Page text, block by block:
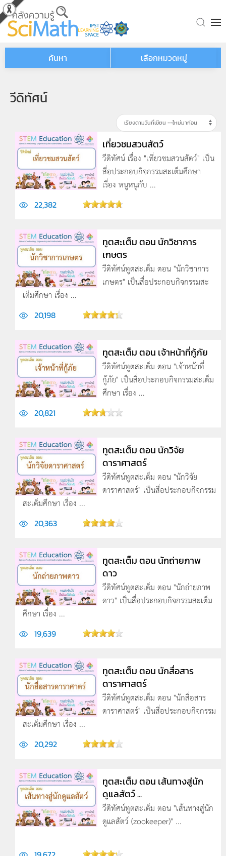
Skip to main content
ค้นหา เลือกหมวดหมู่
วีดิทัศน์
เที่ยวชมสวนสัตว์
วีดิทัศน์ เรื่อง "เที่ยวชมสวนสัตว์" เป็น
สื่อประกอบกิจกรรมสะเต็มศึกษา
เรื่อง หนูหนูกับ ...
22,382
ทูตสะเต็ม ตอน นักวิชาการ
เกษตร
วีดิทัศน์ทูตสะเต็ม ตอน "นักวิชาการ
เกษตร" เป็นสื่อประกอบกิจกรรมสะ
เต็มศึกษา เรื่อง ...
20,198
ทูตสะเต็ม ตอน เจ้าหน้าที่กู้ภัย
วีดิทัศน์ทูตสะเต็ม ตอน "เจ้าหน้าที่
กู้ภัย" เป็นสื่อประกอบกิจกรรมสะเต็ม
ศึกษา เรื่อง ...
20,821
ทูตสะเต็ม ตอน นักวิจัย
ดาราศาสตร์
วีดิทัศน์ทูตสะเต็ม ตอน "นักวิจัย
ดาราศาสตร์" เป็นสื่อประกอบกิจกรรม
สะเต็มศึกษา เรื่อง ...
20,363
ทูตสะเต็ม ตอน นักถ่ายภาพ
ดาว
วีดิทัศน์ทูตสะเต็ม ตอน "นักถ่ายภาพ
ดาว" เป็นสื่อประกอบกิจกรรมสะเต็ม
ศึกษา เรื่อง ...
19,639
ทูตสะเต็ม ตอน นักสื่อสาร
ดาราศาสตร์
วีดิทัศน์ทูตสะเต็ม ตอน "นักสื่อสาร
ดาราศาสตร์" เป็นสื่อประกอบกิจกรรม
สะเต็มศึกษา เรื่อง ...
20,292
ทูตสะเต็ม ตอน เส้นทางสู่นัก
ดูแลสัตว์ ...
วีดิทัศน์ทูตสะเต็ม ตอน "เส้นทางสู่นัก
ดูแลสัตว์ (zookeeper)" ...